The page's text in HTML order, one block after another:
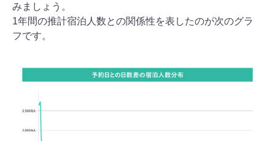
みましょう。
1年間の推計宿泊人数との関係性を表したのが次のグラ
フです。